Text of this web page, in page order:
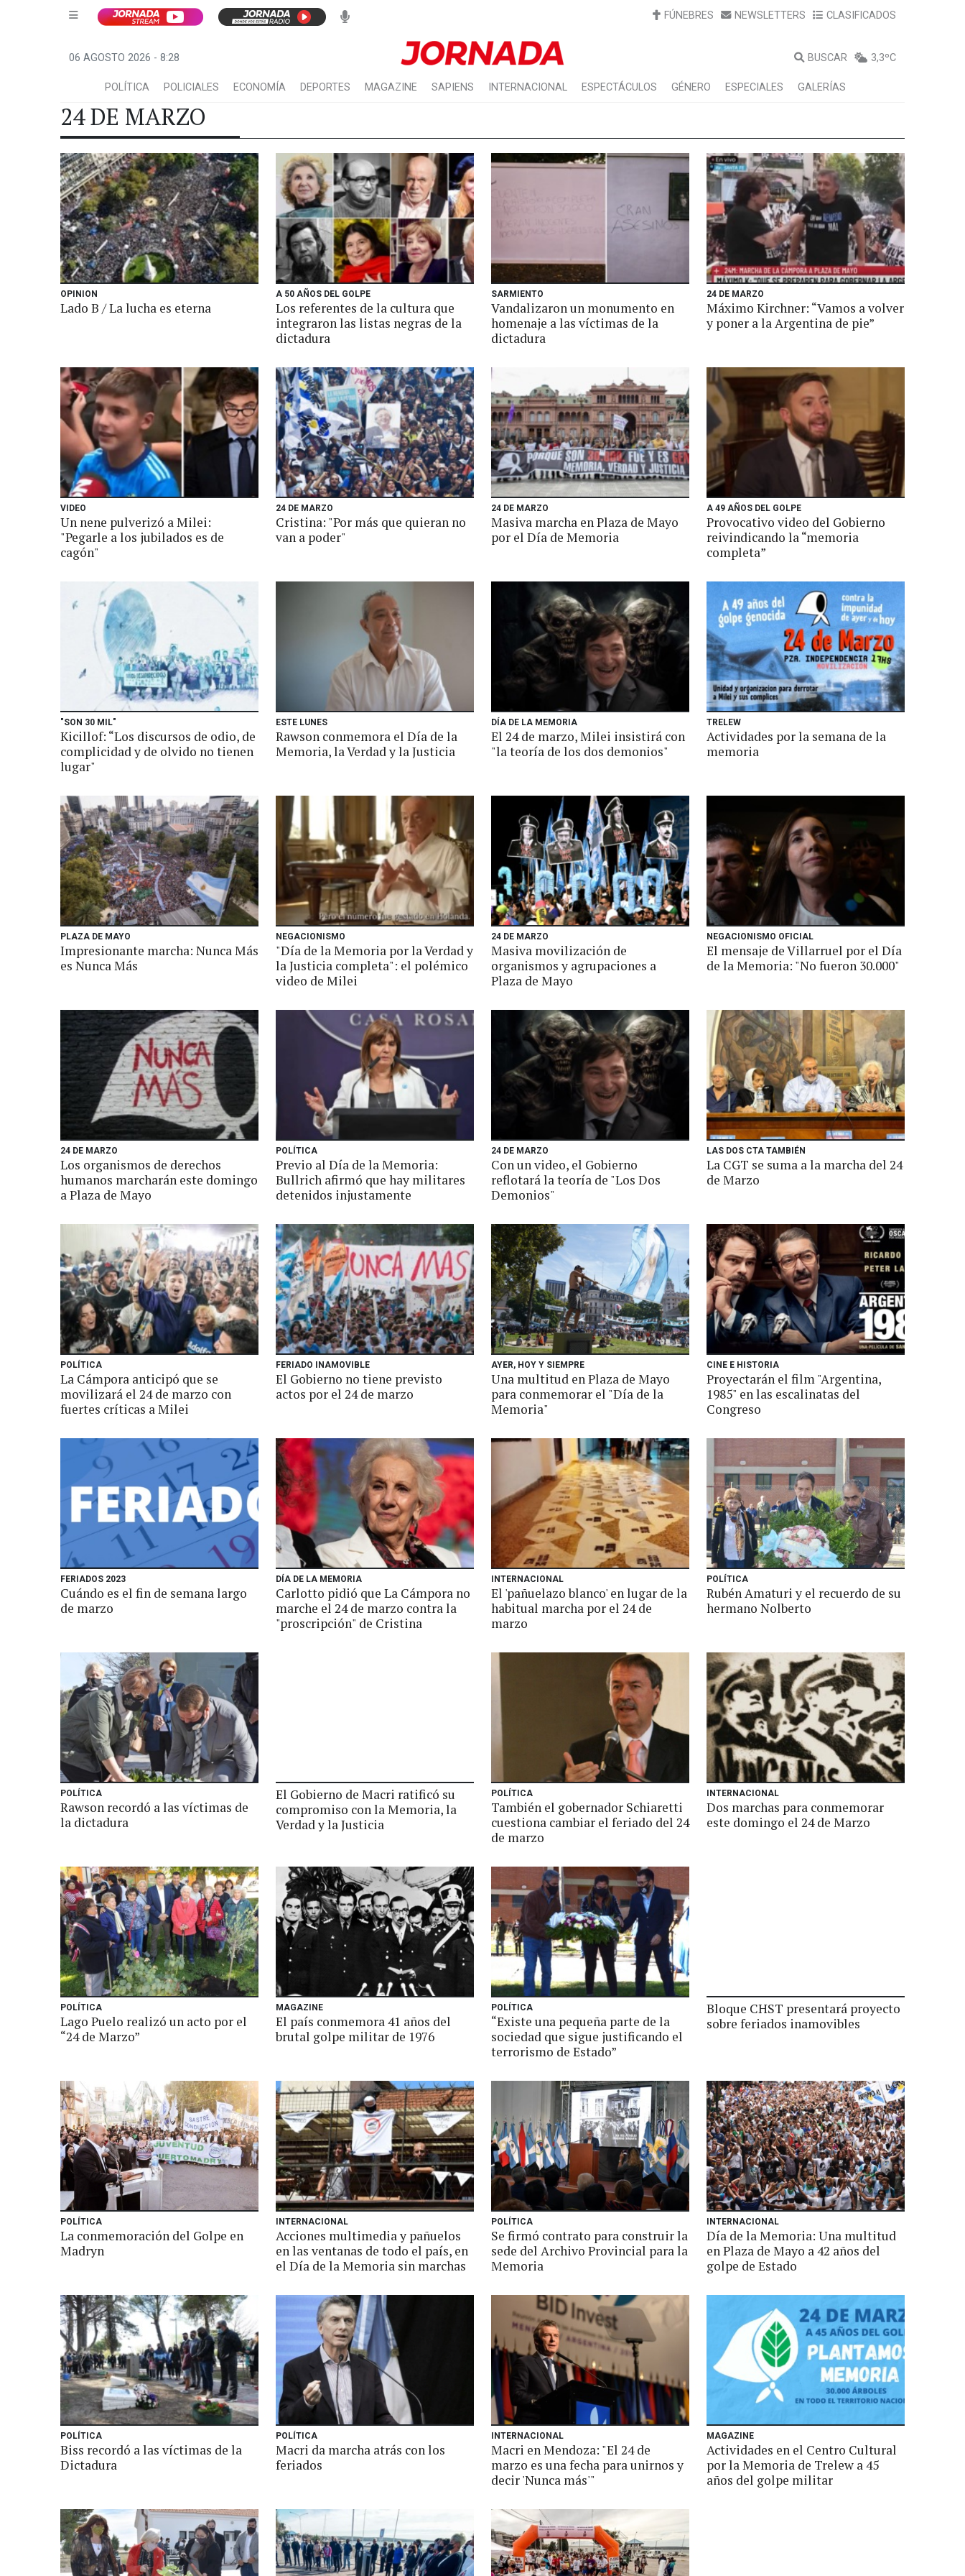
FÚNEBRES NEWSLETTERS CLASIFICADOS
06 AGOSTO 2026 - 8:28 BUSCAR 3,3ºC
POLÍTICA POLICIALES ECONOMÍA DEPORTES MAGAZINE SAPIENS INTERNACIONAL ESPECTÁCULOS GÉNERO ESPECIALES GALERÍAS
24 DE MARZO
OPINION
Lado B / La lucha es eterna
A 50 AÑOS DEL GOLPE
Los referentes de la cultura que
integraron las listas negras de la
dictadura
SARMIENTO
Vandalizaron un monumento en
homenaje a las víctimas de la
dictadura
24 DE MARZO
Máximo Kirchner: “Vamos a volver
y poner a la Argentina de pie”
VIDEO
Un nene pulverizó a Milei:
"Pegarle a los jubilados es de
cagón"
24 DE MARZO
Cristina: "Por más que quieran no
van a poder"
24 DE MARZO
Masiva marcha en Plaza de Mayo
por el Día de Memoria
A 49 AÑOS DEL GOLPE
Provocativo video del Gobierno
reivindicando la “memoria
completa”
"SON 30 MIL"
Kicillof: “Los discursos de odio, de
complicidad y de olvido no tienen
lugar"
ESTE LUNES
Rawson conmemora el Día de la
Memoria, la Verdad y la Justicia
DÍA DE LA MEMORIA
El 24 de marzo, Milei insistirá con
"la teoría de los dos demonios"
TRELEW
Actividades por la semana de la
memoria
PLAZA DE MAYO
Impresionante marcha: Nunca Más
es Nunca Más
NEGACIONISMO
"Día de la Memoria por la Verdad y
la Justicia completa": el polémico
video de Milei
24 DE MARZO
Masiva movilización de
organismos y agrupaciones a
Plaza de Mayo
NEGACIONISMO OFICIAL
El mensaje de Villarruel por el Día
de la Memoria: "No fueron 30.000"
24 DE MARZO
Los organismos de derechos
humanos marcharán este domingo
a Plaza de Mayo
POLÍTICA
Previo al Día de la Memoria:
Bullrich afirmó que hay militares
detenidos injustamente
24 DE MARZO
Con un video, el Gobierno
reflotará la teoría de "Los Dos
Demonios"
LAS DOS CTA TAMBIÉN
La CGT se suma a la marcha del 24
de Marzo
POLÍTICA
La Cámpora anticipó que se
movilizará el 24 de marzo con
fuertes críticas a Milei
FERIADO INAMOVIBLE
El Gobierno no tiene previsto
actos por el 24 de marzo
AYER, HOY Y SIEMPRE
Una multitud en Plaza de Mayo
para conmemorar el "Día de la
Memoria"
CINE E HISTORIA
Proyectarán el film "Argentina,
1985" en las escalinatas del
Congreso
FERIADOS 2023
Cuándo es el fin de semana largo
de marzo
DÍA DE LA MEMORIA
Carlotto pidió que La Cámpora no
marche el 24 de marzo contra la
"proscripción" de Cristina
INTERNACIONAL
El 'pañuelazo blanco' en lugar de la
habitual marcha por el 24 de
marzo
POLÍTICA
Rubén Amaturi y el recuerdo de su
hermano Nolberto
POLÍTICA
Rawson recordó a las víctimas de
la dictadura
El Gobierno de Macri ratificó su
compromiso con la Memoria, la
Verdad y la Justicia
POLÍTICA
También el gobernador Schiaretti
cuestiona cambiar el feriado del 24
de marzo
INTERNACIONAL
Dos marchas para conmemorar
este domingo el 24 de Marzo
POLÍTICA
Lago Puelo realizó un acto por el
“24 de Marzo”
MAGAZINE
El país conmemora 41 años del
brutal golpe militar de 1976
POLÍTICA
“Existe una pequeña parte de la
sociedad que sigue justificando el
terrorismo de Estado”
Bloque CHST presentará proyecto
sobre feriados inamovibles
POLÍTICA
La conmemoración del Golpe en
Madryn
INTERNACIONAL
Acciones multimedia y pañuelos
en las ventanas de todo el país, en
el Día de la Memoria sin marchas
POLÍTICA
Se firmó contrato para construir la
sede del Archivo Provincial para la
Memoria
INTERNACIONAL
Día de la Memoria: Una multitud
en Plaza de Mayo a 42 años del
golpe de Estado
POLÍTICA
Biss recordó a las víctimas de la
Dictadura
POLÍTICA
Macri da marcha atrás con los
feriados
INTERNACIONAL
Macri en Mendoza: "El 24 de
marzo es una fecha para unirnos y
decir 'Nunca más'"
MAGAZINE
Actividades en el Centro Cultural
por la Memoria de Trelew a 45
años del golpe militar